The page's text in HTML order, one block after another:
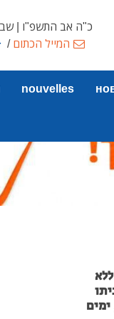
כ"ה אב התשפ"ו | שבת, 08 אוגוסט
המייל הכתום/
nouvelles
ללא